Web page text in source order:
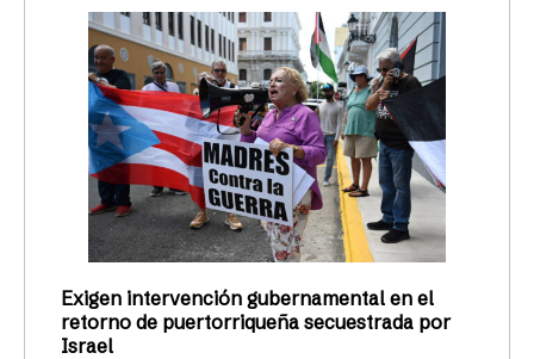
Exigen intervención gubernamental en el
retorno de puertorriqueña secuestrada por
Israel